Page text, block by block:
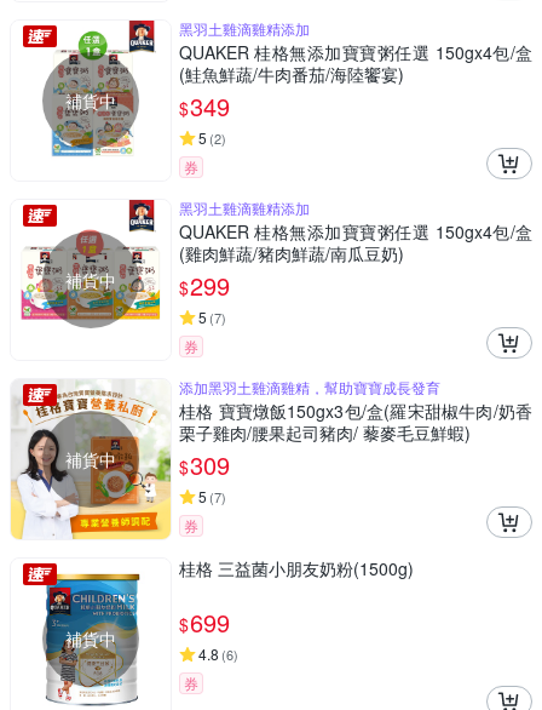
補貨中
黑羽土雞滴雞精添加
QUAKER 桂格無添加寶寶粥任選 150gx4包/盒
(鮭魚鮮蔬/牛肉番茄/海陸饗宴)
$349
5 (2)
券
補貨中
黑羽土雞滴雞精添加
QUAKER 桂格無添加寶寶粥任選 150gx4包/盒
(雞肉鮮蔬/豬肉鮮蔬/南瓜豆奶)
$299
5 (7)
券
補貨中
添加黑羽土雞滴雞精，幫助寶寶成長發育
桂格 寶寶燉飯150gx3包/盒(羅宋甜椒牛肉/奶香
栗子雞肉/腰果起司豬肉/ 藜麥毛豆鮮蝦)
$309
5 (7)
券
補貨中
桂格 三益菌小朋友奶粉(1500g)
$699
4.8 (6)
券